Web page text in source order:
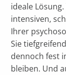
ideale
intensiven,
Ihrer
Sie
dennoch fest
bleiben. Und